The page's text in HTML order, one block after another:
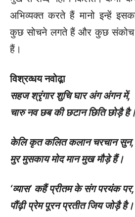
अभिव्यक्त करते हैं मानो इन्हें
कुछ सोचने लगते हैं और कुछ संकोच
हैं।
विश्रव्धय नवोढ़ा़
सहज श्रृंगार शुचि घार अंग अंगन में,
चारु नव छब की छटान छिति छोड़ै
केलि कृत कलित कलान चरचान सुन,
मुर मुसकाय मोद मान मुख मौड़े हैं।
‘व्यास’ कहैं प्रीतम के संग परयंक पर,
पौंढ़ी प्रेम पूरन प्रतीत जिय जोड़ै है।